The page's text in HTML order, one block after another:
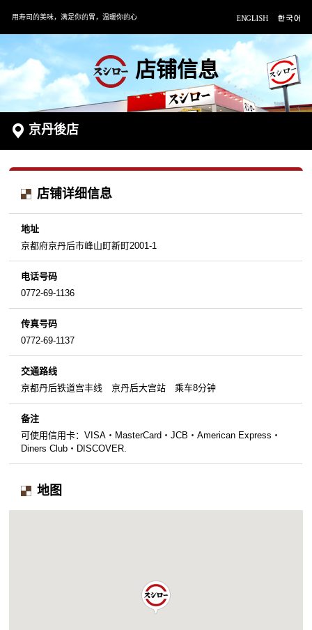
用寿司的美味，满足你的胃，温暖你的心
店铺信息
京丹後店
店铺详细信息
地址
京都府京丹后市峰山町新町2001-1
电话号码
0772-69-1136
传真号码
0772-69-1137
交通路线
京都丹后铁道宫丰线 京丹后大宫站 乘车8分钟
备注
可使用信用卡：VISA・MasterCard・JCB・American Express・
Diners Club・DISCOVER.
地图